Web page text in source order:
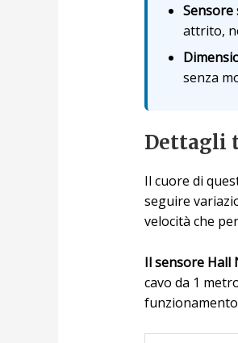
Sensore
attrito,
senza
Dettagli
Il cuore di
seguire
velocità che
Il sensore Hall
cavo da 1